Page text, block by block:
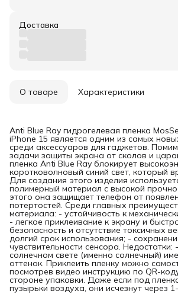
Доставка
О товаре Характеристики
Anti Blue Ray гидрогелевая пленка
iPhone 15 является одним из самых
среди аксессуаров для гаджетов.
задачи защиты экрана от сколов и
пленка Anti Blue Ray блокирует
коротковолновый синий свет, который
Для создания этого изделия
полимерный материал с высокой
этого она защищает телефон от
потертостей. Среди главных
материала: - устойчивость к
- легкое приклеивание к экрану и
безопасность и отсутствие токсичных
долгий срок использования; -
чувствительности сенсора. Недостатки:
солнечном свете (именно солнечный)
оттенок. Приклеить пленку можно
посмотрев видео инструкцию по QR-
стороне упаковки. Даже если под
пузырьки воздуха, они исчезнут через